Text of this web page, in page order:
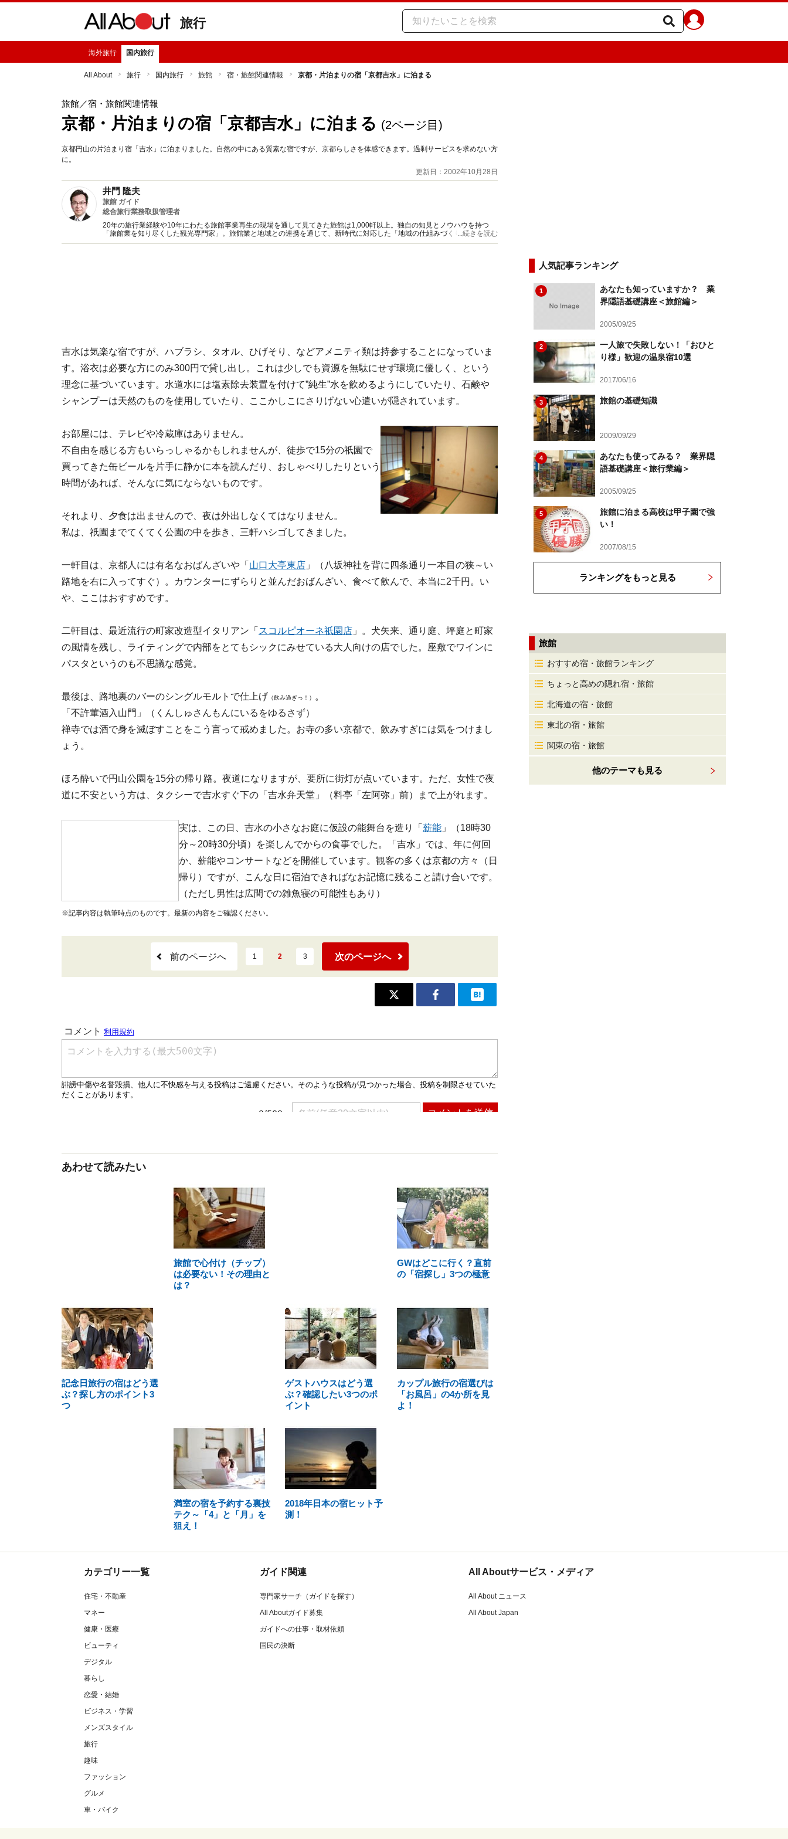
旅行
海外旅行 国内旅行
All About 旅行 国内旅行 旅館 宿・旅館関連情報 京都・片泊まりの宿「京都吉水」に泊まる
旅館／宿・旅館関連情報
京都・片泊まりの宿「京都吉水」に泊まる (2ページ目)
京都円山の片泊まり宿「吉水」に泊まりました。自然の中にある質素な宿ですが、京都らしさを体感できます。過剰サービスを求めない方
に。
更新日：2002年10月28日
井門 隆夫
旅館 ガイド
総合旅行業務取扱管理者
20年の旅行業経験や10年にわたる旅館事業再生の現場を通して見てきた旅館は1,000軒以上。独自の知見とノウハウを持つ
「旅館業を知り尽くした観光専門家」。旅館業と地域との連携を通じて、新時代に対応した「地域の仕組みづくり」の実践を
支援しています。高崎経済大学地域政策学部観光政策学科准教授。
...続きを読む
吉水は気楽な宿ですが、ハブラシ、タオル、ひげそり、などアメニティ類は持参することになっていま
す。浴衣は必要な方にのみ300円で貸し出し。これは少しでも資源を無駄にせず環境に優しく、という
理念に基づいています。水道水には塩素除去装置を付けて”純生”水を飲めるようにしていたり、石鹸や
シャンプーは天然のものを使用していたり、ここかしこにさりげない心遣いが隠されています。
お部屋には、テレビや冷蔵庫はありません。
不自由を感じる方もいらっしゃるかもしれませんが、徒歩で15分の祇園で
買ってきた缶ビールを片手に静かに本を読んだり、おしゃべりしたりという
時間があれば、そんなに気にならないものです。
それより、夕食は出ませんので、夜は外出しなくてはなりません。
私は、祇園までてくてく公園の中を歩き、三軒ハシゴしてきました。
一軒目は、京都人には有名なおばんざいや「 山口大亭東店 」（八坂神社を背に四条通り一本目の狭～い
路地を右に入ってすぐ）。カウンターにずらりと並んだおばんざい、食べて飲んで、本当に2千円。い
や、ここはおすすめです。
二軒目は、最近流行の町家改造型イタリアン「 スコルピオーネ祇園店 」。犬矢来、通り庭、坪庭と町家
の風情を残し、ライティングで内部をとてもシックにみせている大人向けの店でした。座敷でワインに
パスタというのも不思議な感覚。
最後は、路地裏のバーのシングルモルトで仕上げ （飲み過ぎっ！）
。
「不許葷酒入山門」（くんしゅさんもんにいるをゆるさず）
禅寺では酒で身を滅ぼすことをこう言って戒めました。お寺の多い京都で、飲みすぎには気をつけまし
ょう。
ほろ酔いで円山公園を15分の帰り路。夜道になりますが、要所に街灯が点いています。ただ、女性で夜
道に不安という方は、タクシーで吉水すぐ下の「吉水弁天堂」（料亭「左阿弥」前）まで上がれます。
実は、この日、吉水の小さなお庭に仮設の能舞台を造り「 薪能 」（18時30
分～20時30分頃）を楽しんでからの食事でした。「吉水」では、年に何回
か、薪能やコンサートなどを開催しています。観客の多くは京都の方々（日
帰り）ですが、こんな日に宿泊できればなお記憶に残ること請け合いです。
（ただし男性は広間での雑魚寝の可能性もあり）
※記事内容は執筆時点のものです。最新の内容をご確認ください。
前のページへ 1 2 3 次のページへ
あわせて読みたい
旅館で心付け（チップ）
は必要ない！その理由と
は？
GWはどこに行く？直前
の「宿探し」3つの極意
記念日旅行の宿はどう選
ぶ？探し方のポイント3
つ
ゲストハウスはどう選
ぶ？確認したい3つのポ
イント
カップル旅行の宿選びは
「お風呂」の4か所を見
よ！
満室の宿を予約する裏技
テク～「4」と「月」を
狙え！
2018年日本の宿ヒット予
測！
人気記事ランキング
1
あなたも知っていますか？ 業
界隠語基礎講座＜旅館編＞
2005/09/25
2
一人旅で失敗しない！「おひと
り様」歓迎の温泉宿10選
2017/06/16
3 旅館の基礎知識
2009/09/29
4
あなたも使ってみる？ 業界隠
語基礎講座＜旅行業編＞
2005/09/25
5
旅館に泊まる高校は甲子園で強
い！
2007/08/15
ランキングをもっと見る
旅館
おすすめ宿・旅館ランキング
ちょっと高めの隠れ宿・旅館
北海道の宿・旅館
東北の宿・旅館
関東の宿・旅館
他のテーマも見る
カテゴリー一覧
住宅・不動産
マネー
健康・医療
ビューティ
デジタル
暮らし
恋愛・結婚
ビジネス・学習
メンズスタイル
旅行
趣味
ファッション
グルメ
車・バイク
ガイド関連
専門家サーチ（ガイドを探す）
All Aboutガイド募集
ガイドへの仕事・取材依頼
国民の決断
All Aboutサービス・メディア
All About ニュース
All About Japan